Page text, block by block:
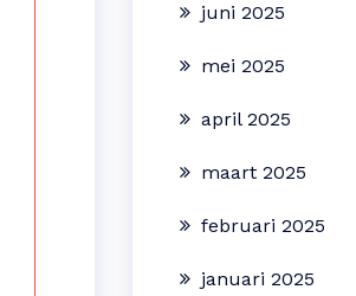
juni 2025
mei 2025
april 2025
maart 2025
februari 2025
januari 2025